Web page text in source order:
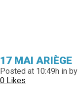
17 MAI ARIÈGE
Posted at 10:49h in by
0 Likes